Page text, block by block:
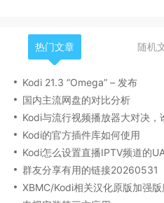
热门文章 随机
Kodi 21.3 “Omega” – 发布
国内主流网盘的对比分析
Kodi与流行视频播放器大对决，
Kodi的官方插件库如何使用
Kodi怎么设置直播IPTV频道的
群友分享有用的链接20260531
XBMC/Kodi相关汉化原版加强